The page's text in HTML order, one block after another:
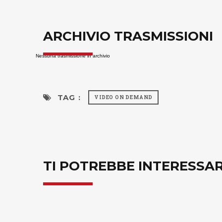
ARCHIVIO TRASMISSIONI
Nessuna trasmissione in archivio
TAG : VIDEO ON DEMAND
TI POTREBBE